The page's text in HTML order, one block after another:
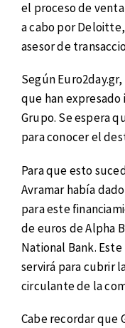
el proceso de
a cabo por
asesor de
Según
que han
Grupo. Se espera
para conocer el
Para que esto
Avramar había
para este
de euros de Alpha
National Bank.
servirá para cubrir
circulante de la
Cabe recordar que